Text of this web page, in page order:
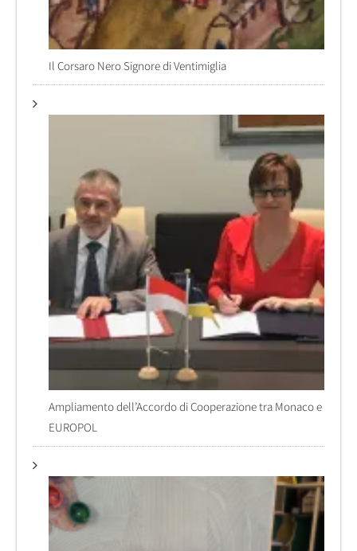
Il Corsaro Nero Signore di Ventimiglia
Ampliamento dell’Accordo di Cooperazione tra Monaco e
EUROPOL